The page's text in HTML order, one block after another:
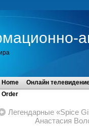
Home
Онлайн
Order
Легендарные «Spice
Анастасия